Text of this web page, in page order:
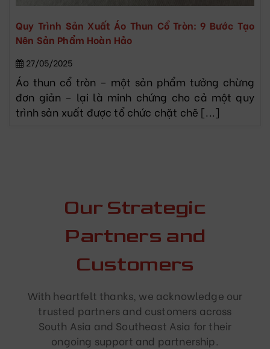
Quy Trình Sản Xuất Áo Thun Cổ Tròn: 9 Bước Tạo
Nên Sản Phẩm Hoàn Hảo
27/05/2025
Áo thun cổ tròn – một sản phẩm tưởng chừng
đơn giản – lại là minh chứng cho cả một quy
trình sản xuất được tổ chức chặt chẽ [...]
Our Strategic
Partners and
Customers
With heartfelt thanks, we acknowledge our
trusted partners and customers across
South Asia and Southeast Asia for their
ongoing support and partnership.